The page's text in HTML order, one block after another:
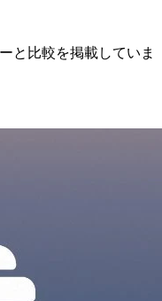
と比較を掲載していま